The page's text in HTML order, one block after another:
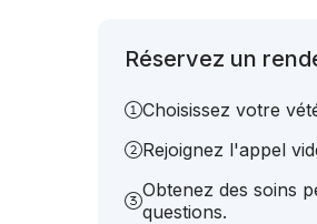
Réservez un
Choisissez votre
Rejoignez l'appel
Obtenez des soins
questions.